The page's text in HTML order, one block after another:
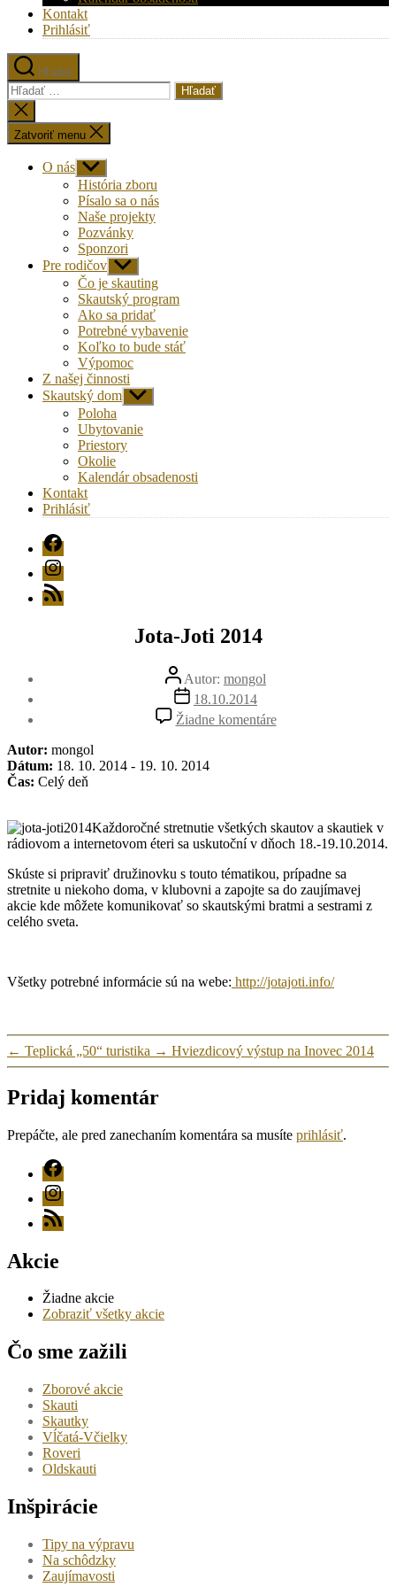
Kontakt
Prihlásiť
Hľadať
Vyhľadať:
Zatvoriť
vyhľadávanie
Zatvoriť menu
O nás Zobraziť
druhú
úroveň
navigácie
História zboru
Písalo sa o nás
Naše projekty
Pozvánky
Sponzori
Pre rodičov Zobraziť
druhú
úroveň
navigácie
Čo je skauting
Skautský program
Ako sa pridať
Potrebné vybavenie
Koľko to bude stáť
Výpomoc
Z našej činnosti
Skautský dom Zobraziť
druhú
úroveň
navigácie
Poloha
Ubytovanie
Priestory
Okolie
Kalendár obsadenosti
Kontakt
Prihlásiť
FB
Instagram
RSS
Jota-Joti 2014
Autor
článku
Autor: mongol
Dátum
článku
18.10.2014
Žiadne komentárena
Jota-
Autor: mongol
Dátum: 18. 10. 2014 - 19. 10. 2014
Čas: Celý deň
Každoročné stretnutie všetkých skautov a skautiek v
rádiovom a internetovom éteri sa uskutoční v dňoch 18.-19.10.2014.
Skúste si pripraviť družinovku s touto tématikou, prípadne sa
stretnite u niekoho doma, v klubovni a zapojte sa do zaujímavej
akcie kde môžete komunikovať so skautskými bratmi a sestrami z
celého sveta.
Všetky potrebné informácie sú na webe: http://jotajoti.info/
← Teplická „50“ turistika → Hviezdicový výstup na Inovec 2014
Pridaj komentár
Prepáčte, ale pred zanechaním komentára sa musíte prihlásiť.
FB
Instagram
RSS
Akcie
Žiadne akcie
Zobraziť všetky akcie
Čo sme zažili
Zborové akcie
Skauti
Skautky
Vĺčatá-Včielky
Roveri
Oldskauti
Inšpirácie
Tipy na výpravu
Na schôdzky
Zaujímavosti